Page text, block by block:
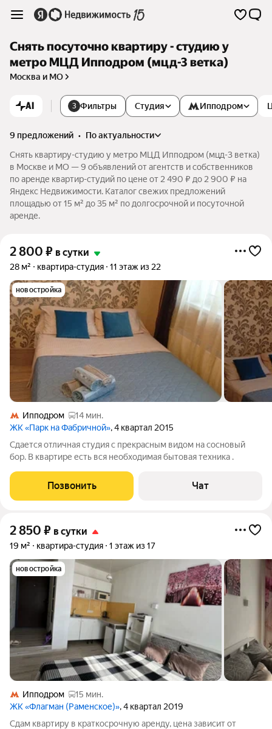
Снять посуточно квартиру - студию у
метро МЦД Ипподром (мцд-3 ветка)
Москва и МО
AI 3 Фильтры Студия Ипподром
9 предложений •
по актуальности
Снять квартиру-студию у метро МЦД Ипподром (мцд-3 ветка)
в Москве и МО — 9 объявлений от агентств и собственников
по аренде квартир-студий по цене от 2 490 ₽ до 2 900 ₽ на
Яндекс Недвижимости. Каталог свежих предложений
площадью от 15 м² до 35 м² по долгосрочной и посуточной
аренде.
2 800 ₽ в сутки
28 м² квартира-студия 11 этаж из 22
новостройка
Ипподром
14 мин.
ЖК «Парк на Фабричной», 4 квартал 2015
Сдается отличная студия с прекрасным видом на сосновый
бор. В квартире есть вся необходимая бытовая техника .
Позвонить Чат
2 850 ₽ в сутки
19 м² квартира-студия 1 этаж из 17
новостройка
Ипподром
15 мин.
ЖК «Флагман (Раменское)», 4 квартал 2019
Сдам квартиру в краткосрочную аренду, цена зависит от